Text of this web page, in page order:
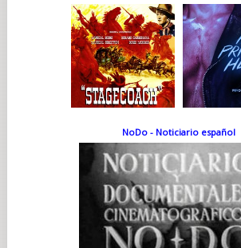
NoDo - Noticiario español